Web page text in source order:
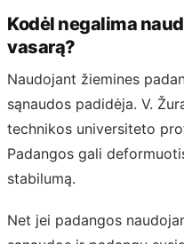
Kodėl negalima
vasarą?
Naudojant žiemines
sąnaudos padidėja. V.
technikos universiteto
Padangos gali
stabilumą.
Net jei padangos